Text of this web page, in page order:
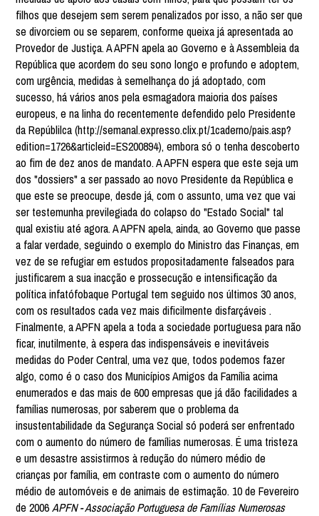
filhos que desejem sem serem penalizados por isso, a não ser que
se divorciem ou se separem, conforme queixa já apresentada ao
Provedor de Justiça. A APFN apela ao Governo e à Assembleia da
República que acordem do seu sono longo e profundo e adoptem,
com urgência, medidas à semelhança do já adoptado, com
sucesso, há vários anos pela esmagadora maioria dos países
europeus, e na linha do recentemente defendido pelo Presidente
da Repúblilca (http://semanal.expresso.clix.pt/1caderno/pais.asp?
edition=1726&articleid=ES200894), embora só o tenha descoberto
ao fim de dez anos de mandato. A APFN espera que este seja um
dos "dossiers" a ser passado ao novo Presidente da República e
que este se preocupe, desde já, com o assunto, uma vez que vai
ser testemunha previlegiada do colapso do "Estado Social" tal
qual existiu até agora. A APFN apela, ainda, ao Governo que passe
a falar verdade, seguindo o exemplo do Ministro das Finanças, em
vez de se refugiar em estudos propositadamente falseados para
justificarem a sua inacção e prossecução e intensificação da
política infatófobaque Portugal tem seguido nos últimos 30 anos,
com os resultados cada vez mais dificilmente disfarçáveis .
Finalmente, a APFN apela a toda a sociedade portuguesa para não
ficar, inutilmente, à espera das indispensáveis e inevitáveis
medidas do Poder Central, uma vez que, todos podemos fazer
algo, como é o caso dos Municípios Amigos da Família acima
enumerados e das mais de 600 empresas que já dão facilidades a
famílias numerosas, por saberem que o problema da
insustentabilidade da Segurança Social só poderá ser enfrentado
com o aumento do número de famílias numerosas. É uma tristeza
e um desastre assistirmos à redução do número médio de
crianças por família, em contraste com o aumento do número
médio de automóveis e de animais de estimação. 10 de Fevereiro
de 2006APFN - Associação Portuguesa de Famílias Numerosas